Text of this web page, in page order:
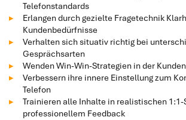
Telefonstandards
Erlangen durch gezielte Fragetechnik
Kundenbedürfnisse
Verhalten sich situativ richtig bei
Gesprächsarten
Wenden Win-Win-Strategien in der
Verbessern ihre innere Einstellung zum
Telefon
Trainieren alle Inhalte in realistischen
professionellem Feedback